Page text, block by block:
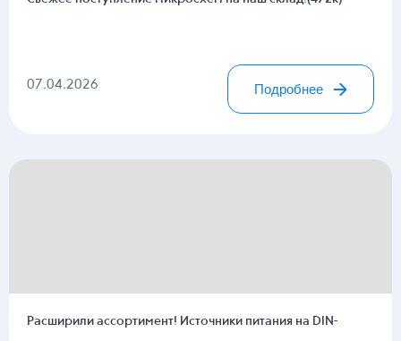
07.04.2026 Подробнее
Расширили ассортимент! Источники питания на DIN-